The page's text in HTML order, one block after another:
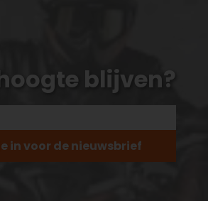
blijven?
in voor de nieuwsbrief